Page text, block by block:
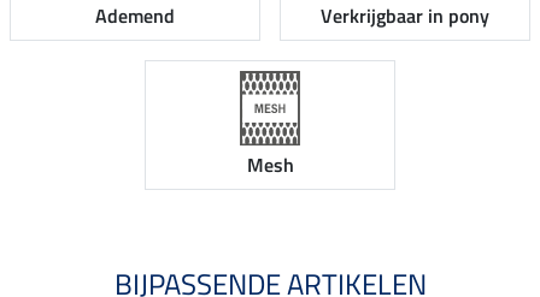
Ademend Verkrijgbaar in pony
Mesh
BIJPASSENDE ARTIKELEN